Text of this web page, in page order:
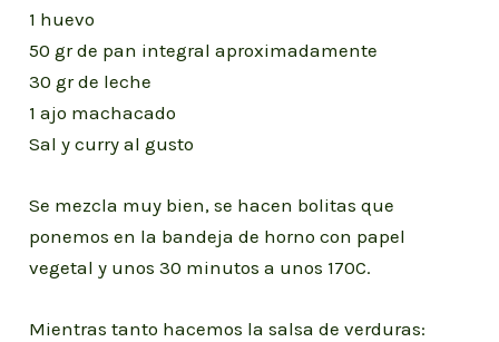
1 huevo
50 gr de pan integral aproximadamente
30 gr de leche
1 ajo machacado
Sal y curry al gusto
Se mezcla muy bien, se hacen bolitas que
ponemos en la bandeja de horno con papel
vegetal y unos 30 minutos a unos 170C.
Mientras tanto hacemos la salsa de verduras: